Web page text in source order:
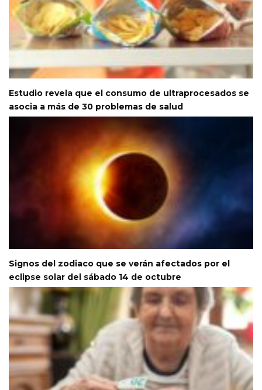
Estudio revela que el consumo de ultraprocesados se
asocia a más de 30 problemas de salud
Signos del zodiaco que se verán afectados por el
eclipse solar del sábado 14 de octubre